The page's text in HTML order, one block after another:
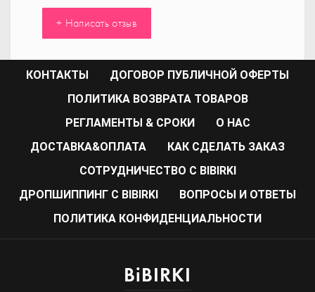
+ Написать отзыв
КОНТАКТЫ
ДОГОВОР ПУБЛИЧНОЙ ОФЕРТЫ
ПОЛИТИКА ВОЗВРАТА ТОВАРОВ
РЕГЛАМЕНТЫ & СРОКИ
О НАС
ДОСТАВКА&ОПЛАТА
КАК СДЕЛАТЬ ЗАКАЗ
CОТРУДНИЧЕСТВО С BIBIRKI
ДРОПШИППИНГ С BIBIRKI
ВОПРОСЫ И ОТВЕТЫ
ПОЛИТИКА КОНФИДЕНЦИАЛЬНОСТИ
BiBIRKI